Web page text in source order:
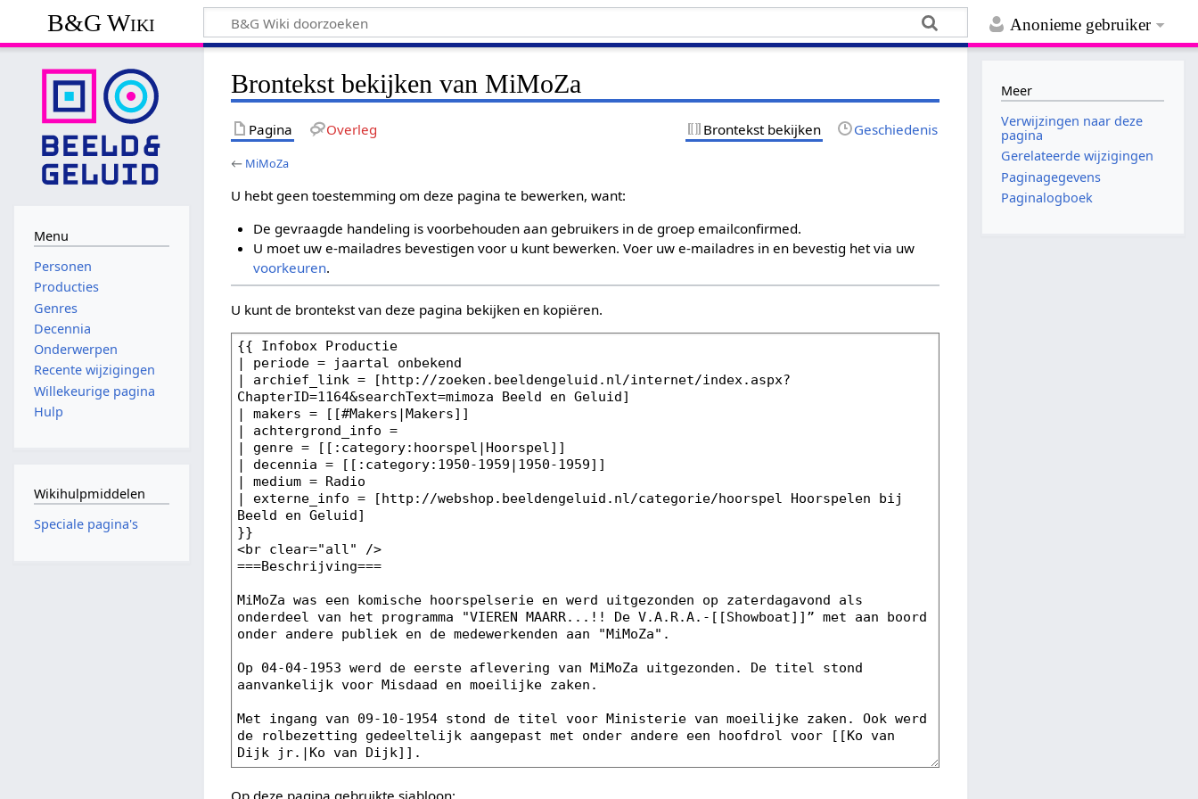
Anonieme gebruiker
B&G Wiki
Brontekst bekijken van MiMoZa
Pagina Overleg Brontekst bekijken Geschiedenis
← MiMoZa
U hebt geen toestemming om deze pagina te bewerken, want:
De gevraagde handeling is voorbehouden aan gebruikers in de groep emailconfirmed.
U moet uw e-mailadres bevestigen voor u kunt bewerken. Voer uw e-mailadres in en bevestig het via uw
voorkeuren.
U kunt de brontekst van deze pagina bekijken en kopiëren.
Op deze pagina gebruikte sjabloon:
Menu
Personen
Producties
Genres
Decennia
Onderwerpen
Recente wijzigingen
Willekeurige pagina
Hulp
Wikihulpmiddelen
Speciale pagina's
Meer
Verwijzingen naar deze
pagina
Gerelateerde wijzigingen
Paginagegevens
Paginalogboek